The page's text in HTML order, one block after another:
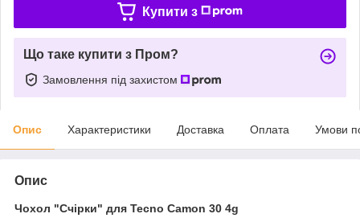
Купити з
Що таке купити з Пром?
Замовлення під захистом
Опис Характеристики Доставка Оплата Умови
Опис
Чохол "Счірки" для Tecno Camon 30 4g